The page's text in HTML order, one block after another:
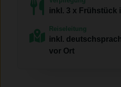
inkl. 3 x Frühstück
Reiseleitung
inkl.
vor Ort